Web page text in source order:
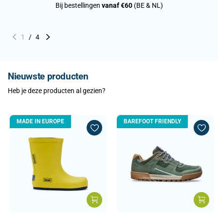
Bij bestellingen vanaf €60(BE & NL)
1 / 4
Nieuwste producten
Heb je deze producten al gezien?
MADE IN EUROPE BAREFOOT FRIENDLY